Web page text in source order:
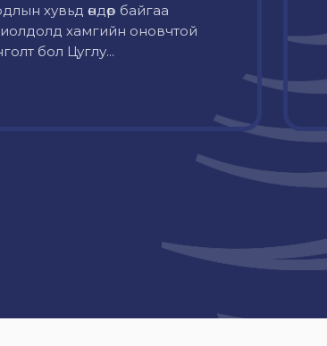
хувьд өндөр байгаа
хамгийн оновчтой
бол Цуглу...